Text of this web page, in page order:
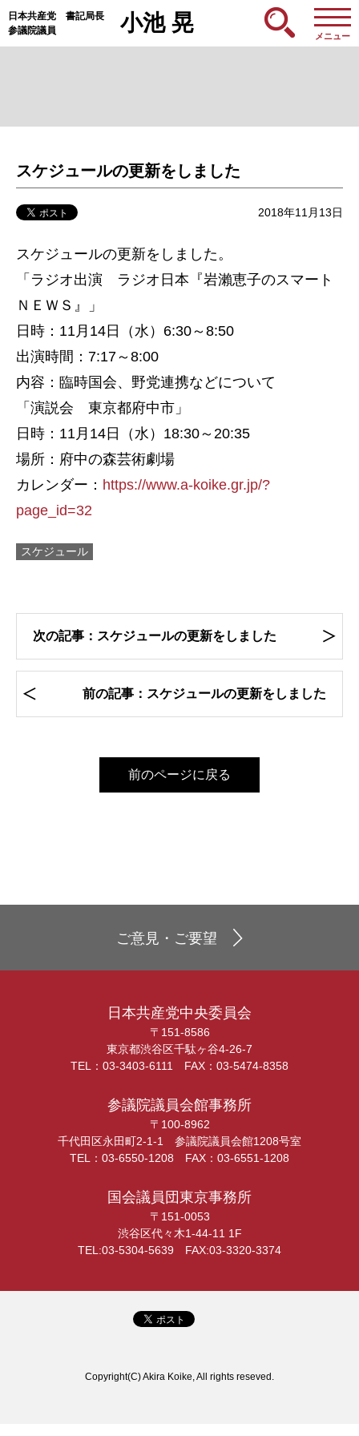
日本共産党 書記局長
参議院議員
小池 晃
メニュー
スケジュールの更新をしました
2018年11月13日
スケジュールの更新をしました。
「ラジオ出演 ラジオ日本『岩瀨恵子のスマート
ＮＥＷＳ』」
日時：11月14日（水）6:30～8:50
出演時間：7:17～8:00
内容：臨時国会、野党連携などについて
「演説会 東京都府中市」
日時：11月14日（水）18:30～20:35
場所：府中の森芸術劇場
カレンダー： https://www.a-koike.gr.jp/?
page_id=32
スケジュール
次の記事：スケジュールの更新をしました
前の記事：スケジュールの更新をしました
前のページに戻る
ご意見・ご要望
日本共産党中央委員会
〒151-8586
東京都渋谷区千駄ヶ谷4-26-7
TEL：03-3403-6111 FAX：03-5474-8358
参議院議員会館事務所
〒100-8962
千代田区永田町2-1-1 参議院議員会館1208号室
TEL：03-6550-1208 FAX：03-6551-1208
国会議員団東京事務所
〒151-0053
渋谷区代々木1-44-11 1F
TEL:03-5304-5639 FAX:03-3320-3374
Copyright(C) Akira Koike, All rights reseved.